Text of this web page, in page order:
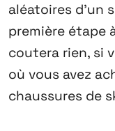
aléatoires d’un
première étape
coutera rien, si
où vous avez
chaussures de